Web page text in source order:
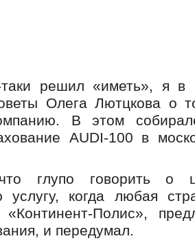
решил «иметь», я в
Олега Лютцкова о
В этом
AUDI-100 в
глупо говорить о
услугу, когда любая
Полис»,
и передумал.